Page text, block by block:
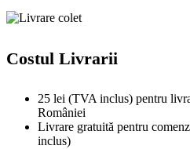
Costul Livrarii
25 lei (TVA inclus) pentru
României
Livrare gratuită pentru
inclus)